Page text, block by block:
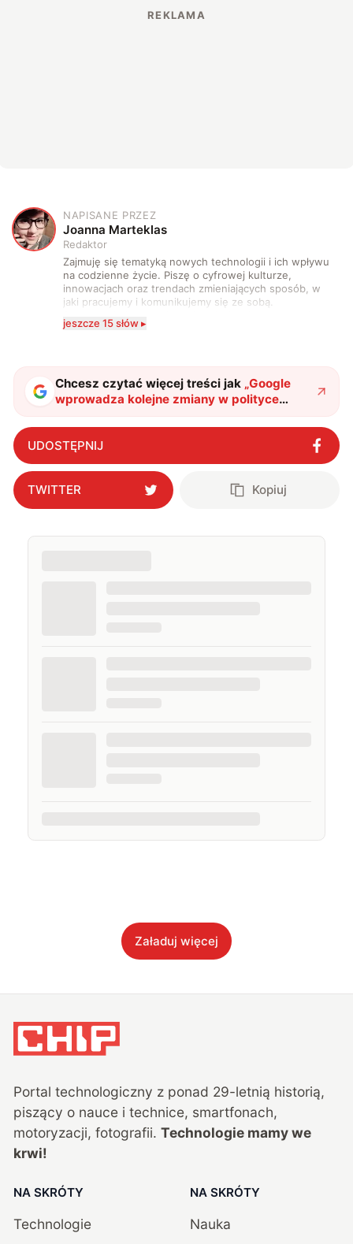
J
NAPISANE PRZEZ
Joanna Marteklas
Redaktor
Zajmuję się tematyką nowych technologii i ich wpływu
na codzienne życie. Piszę o cyfrowej kulturze,
innowacjach oraz trendach zmieniających sposób, w
jaki pracujemy i komunikujemy się ze sobą.
technologii a współczesną popkulturą. W wolnych
jeszcze 15 słów ▸
Chcesz czytać więcej treści jak „Google
wprowadza kolejne zmiany w polityce
prywatności. Firma usunie jeszcze więcej
naszych danych"?
UDOSTĘPNIJ
TWITTER Kopiuj
Załaduj więcej
Portal technologiczny z ponad 29-letnią historią,
piszący o nauce i technice, smartfonach,
motoryzacji, fotografii. Technologie mamy we
krwi!
NA SKRÓTY
Technologie
NA SKRÓTY
Nauka